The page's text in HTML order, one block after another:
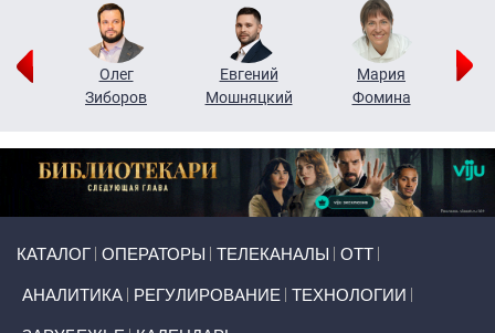
Олег
Зиборов
Евгений
Мошняцкий
Мария
Фомина
КАТАЛОГ ОПЕРАТОРЫ ТЕЛЕКАНАЛЫ ОТТ
АНАЛИТИКА РЕГУЛИРОВАНИЕ ТЕХНОЛОГИИ